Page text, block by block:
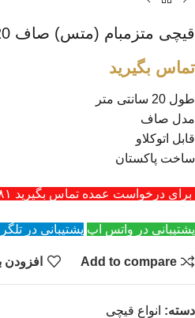
قیچی متزمبام (متس) صاف 20 سانتی متر برند BJB
تماس بگیرید
طول 20 سانتی متر
مدل صاف
قابل اتوکلاو
ساخت پاکستان
برای درخواست عمده تماس بگیرید ۰۹۲۱۲۱۴۳۶۸۱ - ۰۹۳۰۰۹۳۹۳۱۴
پشتیبانی در واتس اپ پشتیبانی در
Add to compare افزودن
دسته: انواع قیچی